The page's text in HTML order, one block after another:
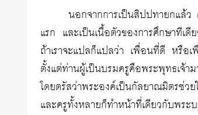
นอกจากการเป็นสิปปทายกแล้
แรก และเป็นเนื้อตัวของการศึกษาที
ถ้าเราจะแปลก็แปลว่า เพื่อนที่ดี หรือ
ตั้งแต่ท่านผู้เป็นบรมครูคือพระพุทธเจ้
โดยตรัสว่าพระองค์เป็นกัลยาณมิตรช่
และครูทั้งหลายก็ทำหน้าที่เดียวกับพร